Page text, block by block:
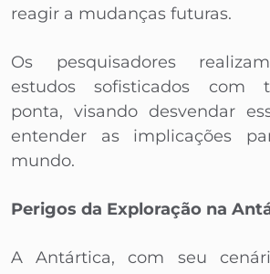
reagir a mudanças futuras.
Os pesquisadores
estudos sofisticados com
ponta, visando desvendar
entender as implicações
mundo.
Perigos da Exploração na
A Antártica, com seu